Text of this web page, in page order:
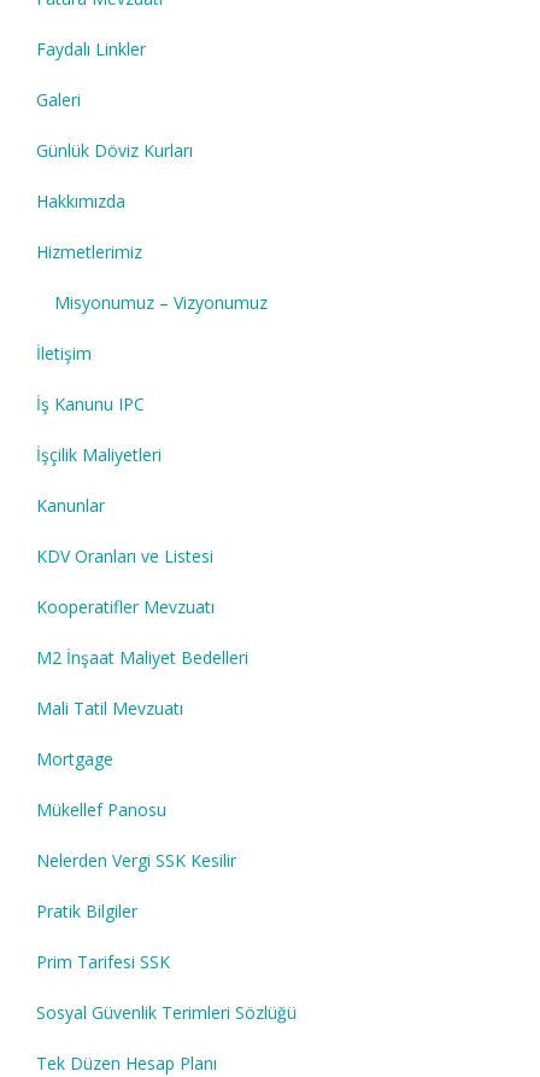
Faydalı Linkler
Galeri
Günlük Döviz Kurları
Hakkımızda
Hizmetlerimiz
Misyonumuz – Vizyonumuz
İletişim
İş Kanunu IPC
İşçilik Maliyetleri
Kanunlar
KDV Oranları ve Listesi
Kooperatifler Mevzuatı
M2 İnşaat Maliyet Bedelleri
Mali Tatil Mevzuatı
Mortgage
Mükellef Panosu
Nelerden Vergi SSK Kesilir
Pratik Bilgiler
Prim Tarifesi SSK
Sosyal Güvenlik Terimleri Sözlüğü
Tek Düzen Hesap Planı